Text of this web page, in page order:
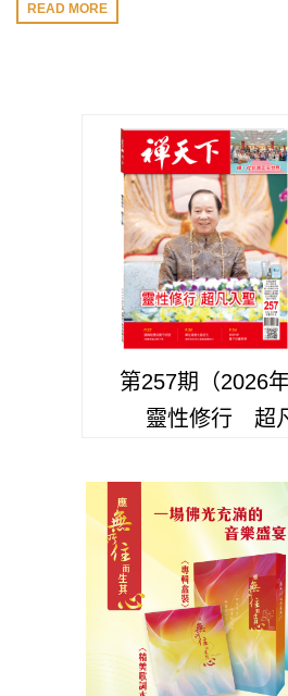
READ MORE
第257期（2026年
靈性修行 超